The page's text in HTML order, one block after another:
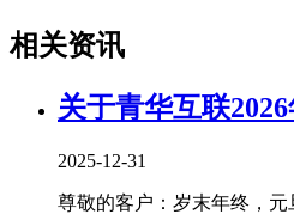
相关资讯
关于青华互联
2025-12-31
尊敬的客户：岁末年终，